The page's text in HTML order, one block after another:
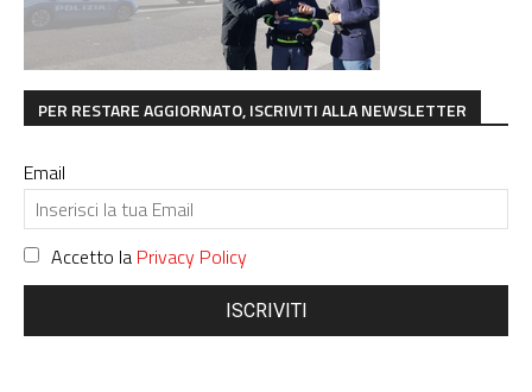
PER RESTARE AGGIORNATO, ISCRIVITI ALLA NEWSLETTER
Email
Accetto la Privacy Policy
ISCRIVITI